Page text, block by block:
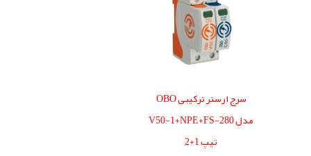
سرج ارستر ترکیبی OBO
مدل V50-1+NPE+FS-280
تیپ 1+2